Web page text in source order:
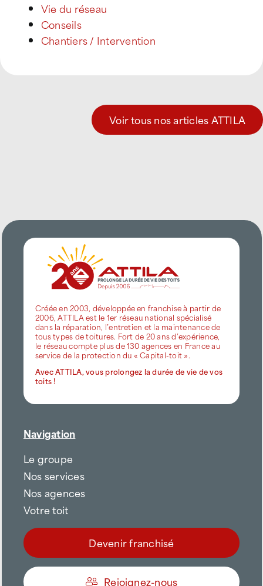
Vie du réseau
Conseils
Chantiers / Intervention
Voir tous nos articles ATTILA
Créée en 2003, développée en franchise à partir de
2006, ATTILA est le 1er réseau national spécialisé
dans la réparation, l’entretien et la maintenance de
tous types de toitures. Fort de 20 ans d’expérience,
le réseau compte plus de 130 agences en France au
service de la protection du « Capital-toit ».
Avec ATTILA, vous prolongez la durée de vie de vos
toits !
Navigation
Le groupe
Nos services
Nos agences
Votre toit
Devenir franchisé
Rejoignez-nous